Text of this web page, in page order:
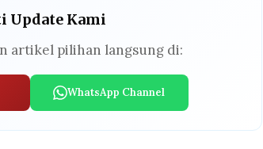
Update Kami
artikel pilihan langsung di:
WhatsApp Channel